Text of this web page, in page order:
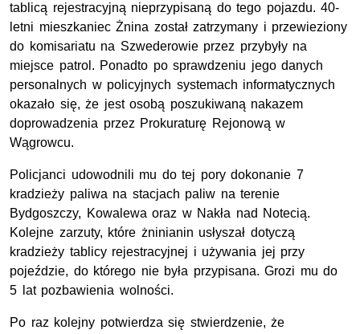
tablicą rejestracyjną nieprzypisaną do tego pojazdu. 40-
letni mieszkaniec Żnina został zatrzymany i przewieziony
do komisariatu na Szwederowie przez przybyły na
miejsce patrol. Ponadto po sprawdzeniu jego danych
personalnych w policyjnych systemach informatycznych
okazało się, że jest osobą poszukiwaną nakazem
doprowadzenia przez Prokuraturę Rejonową w
Wągrowcu.
Policjanci udowodnili mu do tej pory dokonanie 7
kradzieży paliwa na stacjach paliw na terenie
Bydgoszczy, Kowalewa oraz w Nakła nad Notecią.
Kolejne zarzuty, które żninianin usłyszał dotyczą
kradzieży tablicy rejestracyjnej i używania jej przy
pojeździe, do którego nie była przypisana. Grozi mu do
5 lat pozbawienia wolności.
Po raz kolejny potwierdza się stwierdzenie, że